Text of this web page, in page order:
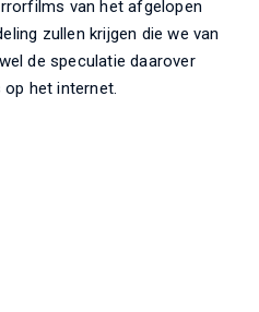
van het afgelopen
zullen krijgen die we van
de speculatie daarover
het internet.